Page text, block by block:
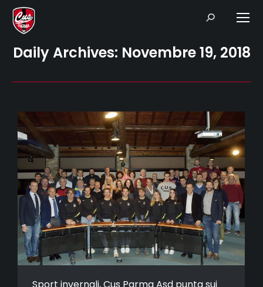
Search:
Daily Archives: Novembre 19, 2018
Sport invernali, Cus Parma Asd punta sui